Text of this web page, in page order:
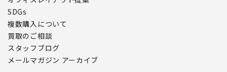
SDGs
複数購入について
買取のご相談
スタッフブログ
メールマガジン アーカイブ